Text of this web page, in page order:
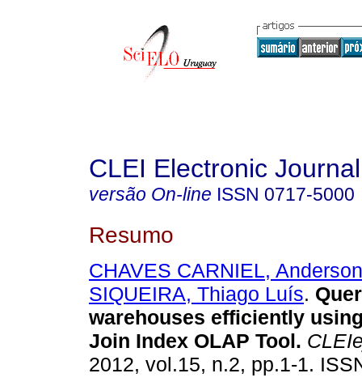
CLEI Electronic Journal
versão On-line ISSN 0717-5000
Resumo
CHAVES CARNIEL, Anderson
SIQUEIRA, Thiago Luís.
warehouses efficiently
Join Index OLAP Tool.
2012, vol.15, n.2, pp.1-1.